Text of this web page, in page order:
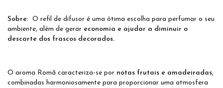
Sobre: O refil de difusor é uma ótima escolha para perfumar o seu
ambiente, além de gerar economia e ajudar a diminuir o
descarte dos frascos decorados.
O aroma Romã caracteriza-se por notas frutais e amadeiradas,
combinadas harmoniosamente para proporcionar uma atmosfera